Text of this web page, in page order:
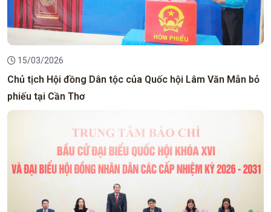
15/03/2026
Chủ tịch Hội đồng Dân tộc của Quốc hội Lâm Văn Mẫn bỏ
phiếu tại Cần Thơ